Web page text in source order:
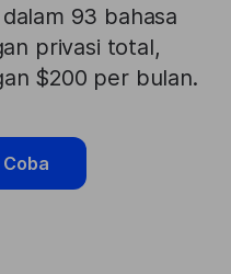
93 bahasa
privasi total,
$200 per bulan.